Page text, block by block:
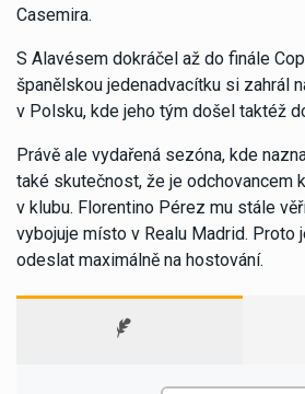
Casemira.
S Alavésem dokráčel až do finále
španělskou jedenadvacítku si zahrál
v Polsku, kde jeho tým došel taktéž
Právě ale vydařená sezóna, kde
také skutečnost, že je odchovancem
v klubu. Florentino Pérez mu stále
vybojuje místo v Realu Madrid. Proto
odeslat maximálně na hostování.